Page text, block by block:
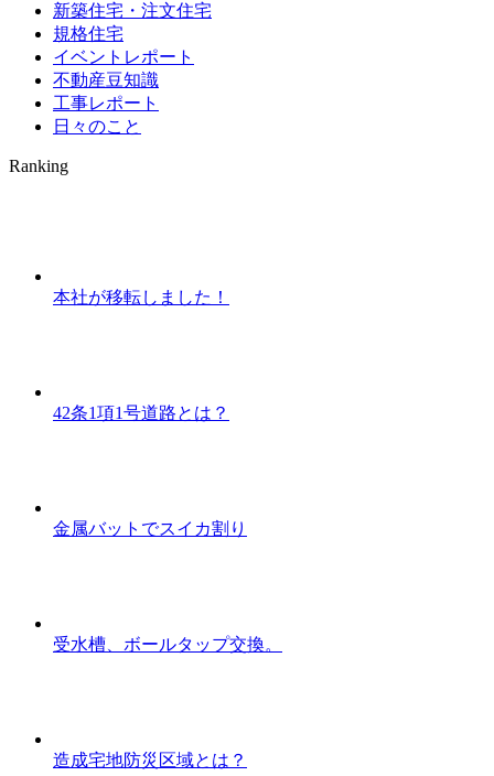
新築住宅・注文住宅
規格住宅
イベントレポート
不動産豆知識
工事レポート
日々のこと
Ranking
本社が移転しました！
42条1項1号道路とは？
金属バットでスイカ割り
受水槽、ボールタップ交換。
造成宅地防災区域とは？